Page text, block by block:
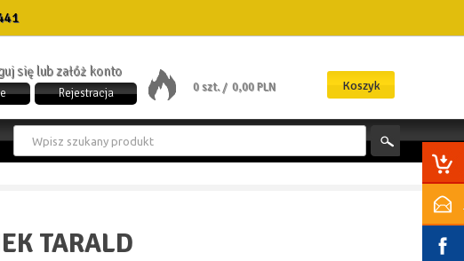
0 szt. / 0,00 PLN Koszyk
się lub załóż konto
Rejestracja
TARALD